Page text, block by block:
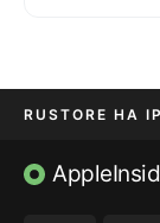
RUSTORE НА
AVITO НА